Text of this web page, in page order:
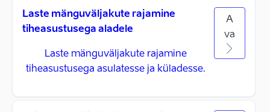
Laste mänguväljakute rajamine
tiheasustusega aladele
Laste mänguväljakute rajamine
tiheasustusega asulatesse ja küladesse.
A
va